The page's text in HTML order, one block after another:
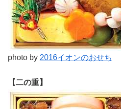
photo by 2016イオンのおせち
【二の重】